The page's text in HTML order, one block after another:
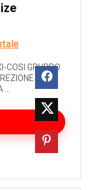
COSI GRUPPO
DI
...